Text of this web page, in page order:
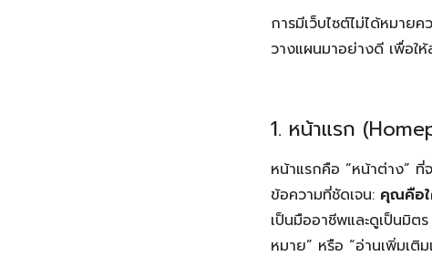
การมีเว็บไซต์ไม่ได้หมาย
วางแผนมาอย่างดี เพื่อใ
1. หน้าแรก
หน้าแรกคือ “หน้าต่าง”
ข้อความที่ชัดเจน: คุณคือใ
เป็นมืออาชีพและดูเป็นมิ
หมาย” หรือ “อ่านเพิ่มเติ